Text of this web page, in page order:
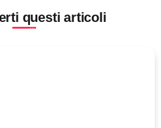
questi articoli